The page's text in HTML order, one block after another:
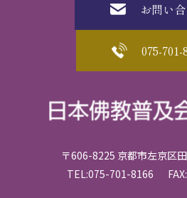
お問い
075-701-
〒606-8225 京都市左京区
TEL:075-701-8166